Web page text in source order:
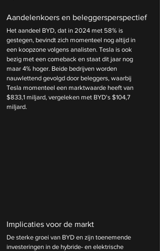
Aandelenkoers en beleggersperspectief
Het aandeel BYD, dat in 2024 met 58% is
gestegen, bevindt zich momenteel nog altijd in
een koopzone volgens analisten. Tesla is ook
bezig met een comeback en staat dit jaar nog
maar 4% hoger. Beide bedrijven worden
nauwlettend gevolgd door beleggers, waarbij
Tesla momenteel een marktwaarde heeft van
$833,1 miljard, vergeleken met BYD's $104,7
miljard.
Implicaties voor de markt
De sterke groei van BYD en zijn toenemende
investeringen in de hybride- en elektrische